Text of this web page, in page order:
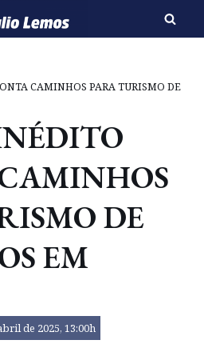
CAMINHOS PARA TURISMO DE
DE
EM
de 2025, 13:00h